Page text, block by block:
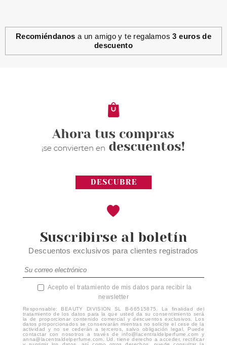
Recomiéndanos a un amigo y te regalamos3 euros de
descuento
Suscribirse al boletín
Descuentos exclusivos para clientes registrados
Acepto el tratamiento de mis datos para recibir la
newsletter
Responsable: BEAUTY DIVISION SL B-66515875. La finalidad del
tratamiento de los datos para la que usted da su consentimiento será
la de proporcionar contenido comercial y descuentos exclusivos. Los
datos proporcionados se conservarán mientras no solicite el cese de la
actividad y no se cederán a terceros, salvo obligación legal. Puede
contactar con nosotros a través de info@lacentraldelperfume.com y
anna@lacentraldelperfume.com. Ud. tiene derecho a acceder, rectificar